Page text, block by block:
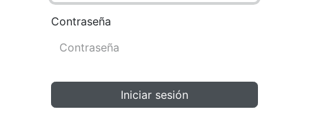
Contraseña
Iniciar sesión